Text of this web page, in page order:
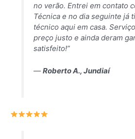
no verão. Entrei em contato
Técnica e no dia seguinte já
técnico aqui em casa.
preço justo e ainda deram
satisfeito!”
— Roberto A., Jundiaí